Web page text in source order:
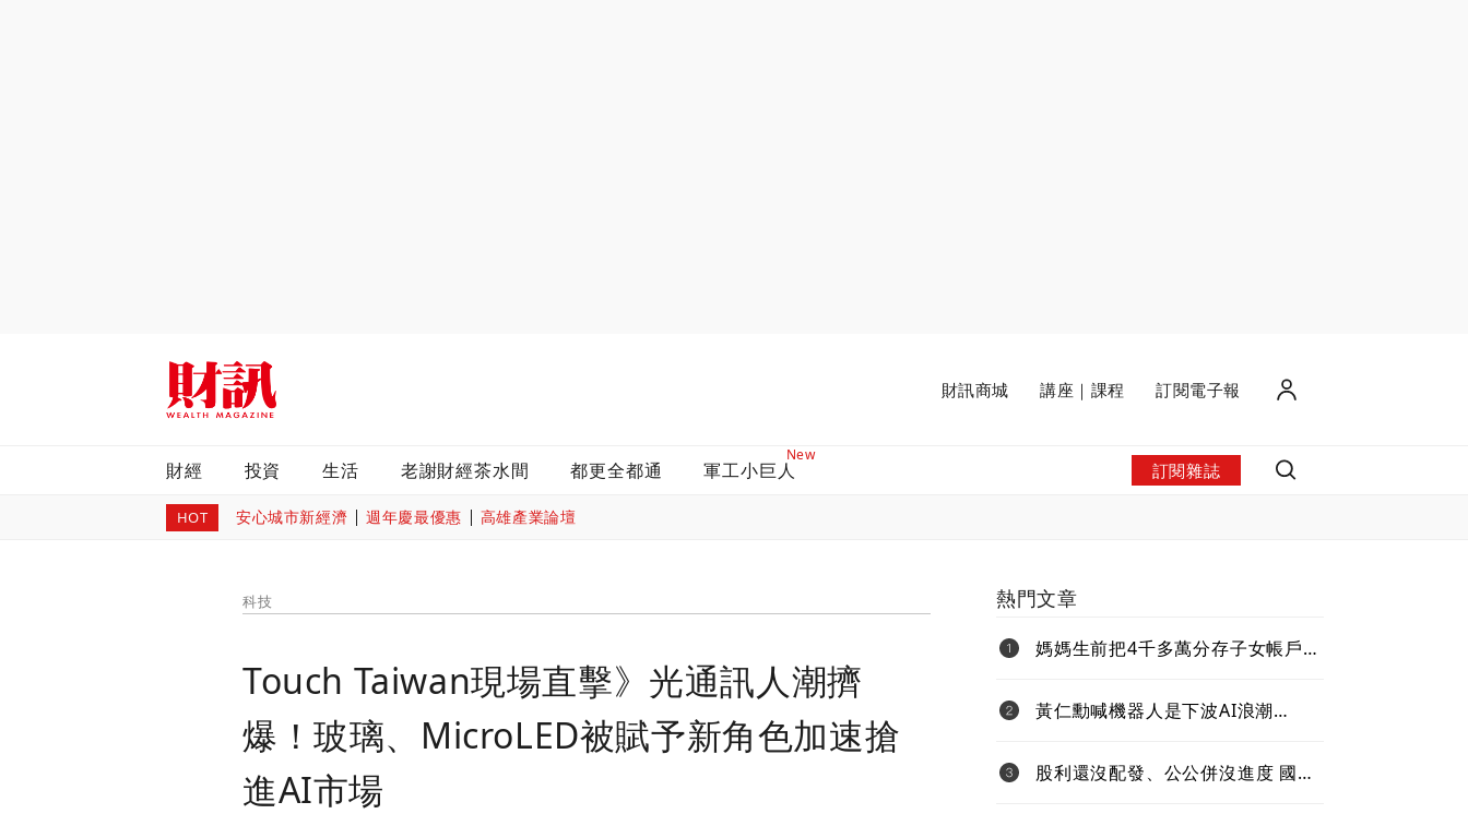
財訊商城 講座｜課程 訂閱電子報
財經 投資 生活 老謝財經茶水間 都更全都通
New
軍工小巨人 訂閱雜誌
HOT 安心城市新經濟 週年慶最優惠 高雄產業論壇
科技
Touch Taiwan現場直擊》光通訊人潮擠
爆！玻璃、MicroLED被賦予新角色加速搶
進AI市場
熱門文章
媽媽生前把4千多萬分存子女帳戶
黃仁勳喊機器人是下波AI浪潮
股利還沒配發、公公併沒進度 國票